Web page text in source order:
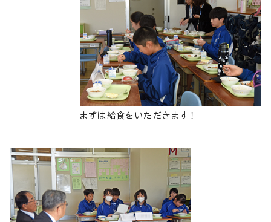
まずは給食をいただきます！